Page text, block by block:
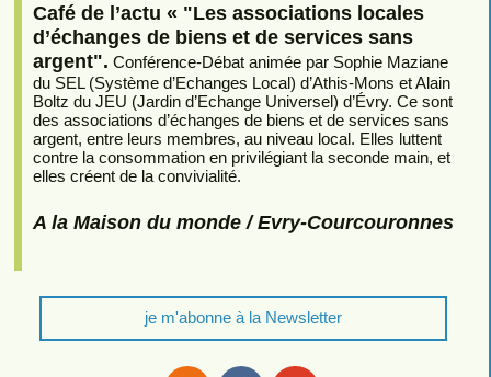
Café de l’actu « "Les associations locales
d’échanges de biens et de services sans
argent". Conférence-Débat animée par Sophie Maziane
du SEL (Système d’Echanges Local) d’Athis-Mons et Alain
Boltz du JEU (Jardin d’Echange Universel) d’Évry. Ce sont
des associations d’échanges de biens et de services sans
argent, entre leurs membres, au niveau local. Elles luttent
contre la consommation en privilégiant la seconde main, et
elles créent de la convivialité.
A la Maison du monde / Evry-Courcouronnes
je m'abonne à la Newsletter